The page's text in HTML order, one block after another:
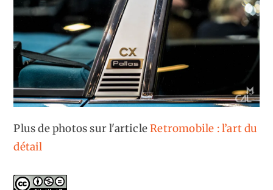
Plus de photos sur l'articleRetromobile : l’art du
détail